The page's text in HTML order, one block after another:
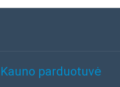
Kauno parduotuvė